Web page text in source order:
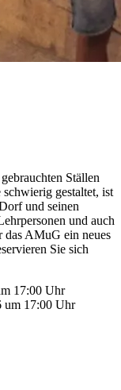
Ställen
gestaltet, ist
und seinen
und auch
AMuG ein neues
Sie sich
17:00 Uhr
um 17:00 Uhr